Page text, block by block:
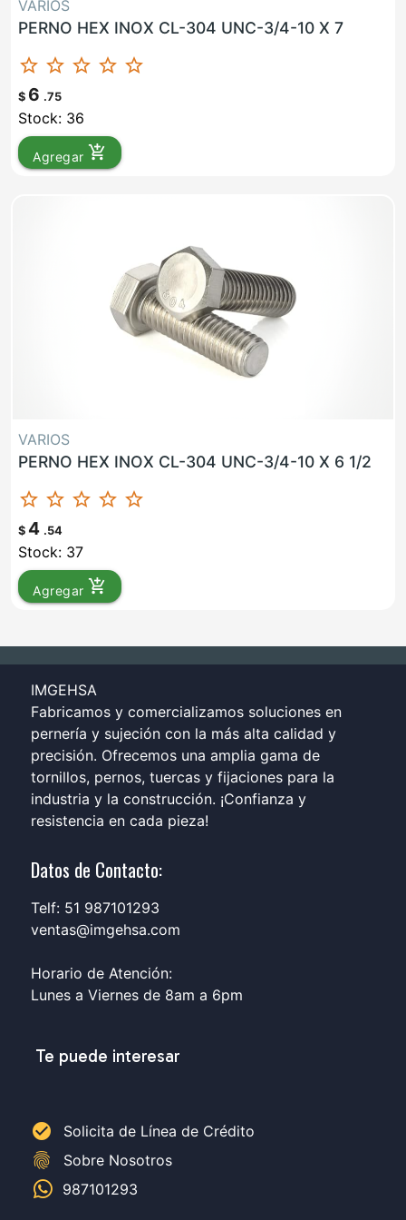
VARIOS
PERNO HEX INOX CL-304 UNC-3/4-10 X 7
star_border star_border star_border star_border star_border
$ 6 .75
Stock: 36
Agregar add_shopping_cart
VARIOS
PERNO HEX INOX CL-304 UNC-3/4-10 X 6 1/2
star_border star_border star_border star_border star_border
$ 4 .54
Stock: 37
Agregar add_shopping_cart
IMGEHSA
Fabricamos y comercializamos soluciones en
pernería y sujeción con la más alta calidad y
precisión. Ofrecemos una amplia gama de
tornillos, pernos, tuercas y fijaciones para la
industria y la construcción. ¡Confianza y
resistencia en cada pieza!
Datos de Contacto:
Telf: 51 987101293
ventas@imgehsa.com
Horario de Atención:
Lunes a Viernes de 8am a 6pm
Te puede interesar
check_circle Solicita de Línea de Crédito
fingerprint
Sobre Nosotros
987101293